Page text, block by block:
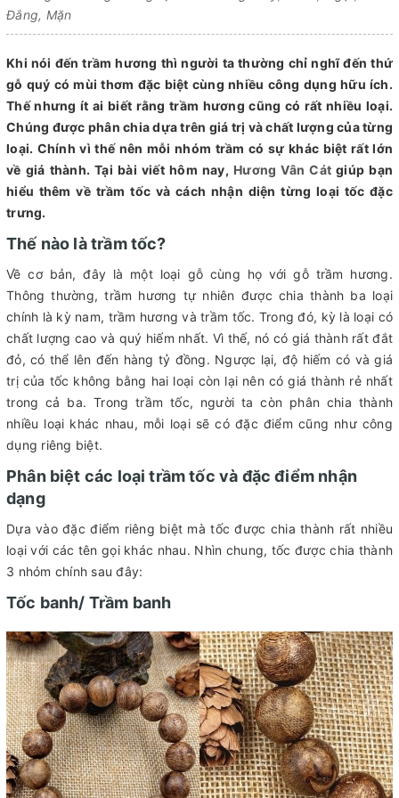
Đắng, Mặn
Khi nói đến trầm hương thì người ta thường chỉ nghĩ đến thứ
gỗ quý có mùi thơm đặc biệt cùng nhiều công dụng hữu ích.
Thế nhưng ít ai biết rằng trầm hương cũng có rất nhiều loại.
Chúng được phân chia dựa trên giá trị và chất lượng của từng
loại. Chính vì thế nên mỗi nhóm trầm có sự khác biệt rất lớn
về giá thành. Tại bài viết hôm nay, Hương Vân Cát giúp bạn
hiểu thêm về trầm tốc và cách nhận diện từng loại tốc đặc
trưng.
Thế nào là trầm tốc?
Về cơ bản, đây là một loại gỗ cùng họ với gỗ trầm hương.
Thông thường, trầm hương tự nhiên được chia thành ba loại
chính là kỳ nam, trầm hương và trầm tốc. Trong đó, kỳ là loại có
chất lượng cao và quý hiếm nhất. Vì thế, nó có giá thành rất đắt
đỏ, có thể lên đến hàng tỷ đồng. Ngược lại, độ hiếm có và giá
trị của tốc không bằng hai loại còn lại nên có giá thành rẻ nhất
trong cả ba. Trong trầm tốc, người ta còn phân chia thành
nhiều loại khác nhau, mỗi loại sẽ có đặc điểm cũng như công
dụng riêng biệt.
Phân biệt các loại trầm tốc và đặc điểm nhận
dạng
Dựa vào đặc điểm riêng biệt mà tốc được chia thành rất nhiều
loại với các tên gọi khác nhau. Nhìn chung, tốc được chia thành
3 nhóm chính sau đây:
Tốc banh/ Trầm banh